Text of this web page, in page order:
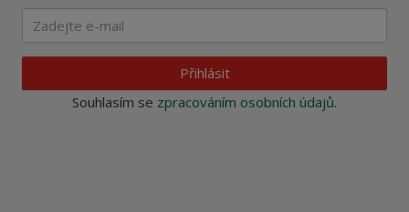
Přihlásit
Souhlasím se zpracováním osobních údajů.